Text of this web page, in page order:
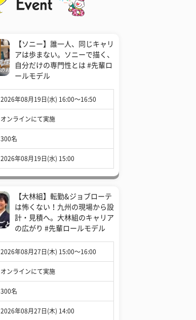
【ソニー】誰一人、同じキャリ
アは歩まない。ソニーで描く、
自分だけの専門性とは #先輩ロ
ールモデル
2026年08月19日(水) 16:00〜16:50
オンラインにて実施
300名
2026年08月19日(水) 15:00
【大林組】転勤&ジョブローテ
は怖くない！九州の現場から設
計・見積へ。大林組のキャリア
の広がり #先輩ロールモデル
2026年08月27日(木) 15:00〜16:00
オンラインにて実施
300名
2026年08月27日(木) 14:00